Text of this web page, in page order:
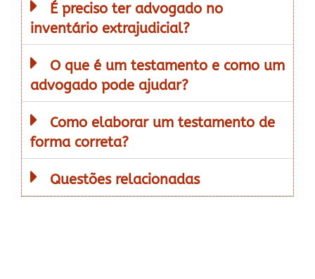
É preciso ter advogado no
inventário extrajudicial?
O que é um testamento e como um
advogado pode ajudar?
Como elaborar um testamento de
forma correta?
Questões relacionadas